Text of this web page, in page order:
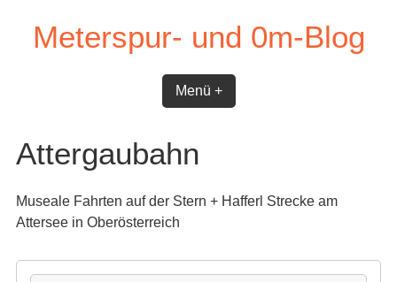
contentMeterspur- und 0m-Blog
Menü +
Attergaubahn
Museale Fahrten auf der Stern + Hafferl Strecke am
Attersee in Oberösterreich